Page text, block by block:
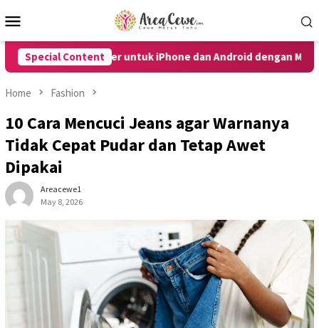
to
Menu
Special Content
Power untuk iPhone dan Android dengan Mudah 10
Home Fashion
10 Cara Mencuci Jeans agar Warnanya
Tidak Cepat Pudar dan Tetap Awet
Dipakai
Areacewe1
May 8, 2026